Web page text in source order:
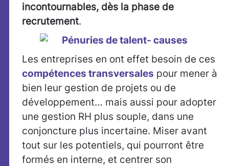
incontournables, dès la phase de
recrutement.
Les entreprises en ont effet besoin de ces
compétences transversales pour mener à
bien leur gestion de projets ou de
développement… mais aussi pour adopter
une gestion RH plus souple, dans une
conjoncture plus incertaine. Miser avant
tout sur les potentiels, qui pourront être
formés en interne, et centrer son